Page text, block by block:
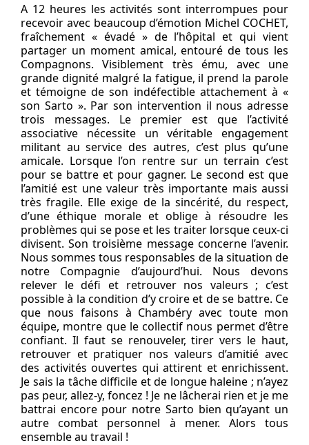
A 12 heures les activités sont interrompues pour
recevoir avec beaucoup d’émotion Michel COCHET,
fraîchement « évadé » de l’hôpital et qui vient
partager un moment amical, entouré de tous les
Compagnons. Visiblement très ému, avec une
grande dignité malgré la fatigue, il prend la parole
et témoigne de son indéfectible attachement à «
son Sarto ». Par son intervention il nous adresse
trois messages. Le premier est que l’activité
associative nécessite un véritable engagement
militant au service des autres, c’est plus qu’une
amicale. Lorsque l’on rentre sur un terrain c’est
pour se battre et pour gagner. Le second est que
l’amitié est une valeur très importante mais aussi
très fragile. Elle exige de la sincérité, du respect,
d’une éthique morale et oblige à résoudre les
problèmes qui se pose et les traiter lorsque ceux-ci
divisent. Son troisième message concerne l’avenir.
Nous sommes tous responsables de la situation de
notre Compagnie d’aujourd’hui. Nous devons
relever le défi et retrouver nos valeurs ; c’est
possible à la condition d’y croire et de se battre. Ce
que nous faisons à Chambéry avec toute mon
équipe, montre que le collectif nous permet d’être
confiant. Il faut se renouveler, tirer vers le haut,
retrouver et pratiquer nos valeurs d’amitié avec
des activités ouvertes qui attirent et enrichissent.
Je sais la tâche difficile et de longue haleine ; n’ayez
pas peur, allez-y, foncez ! Je ne lâcherai rien et je me
battrai encore pour notre Sarto bien qu’ayant un
autre combat personnel à mener. Alors tous
ensemble au travail !